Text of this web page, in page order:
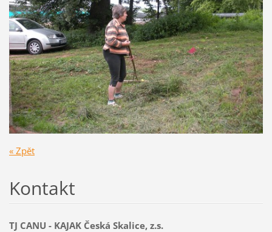
« Zpět
Kontakt
TJ CANU - KAJAK Česká Skalice, z.s.